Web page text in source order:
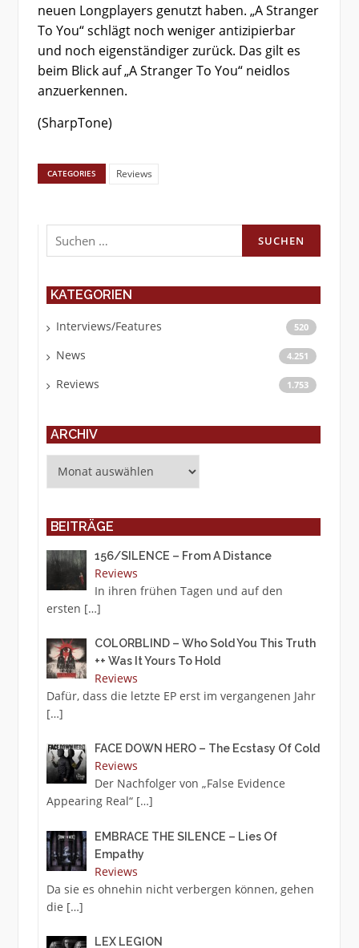
neuen Longplayers genutzt haben. „A Stranger
To You“ schlägt noch weniger antizipierbar
und noch eigenständiger zurück. Das gilt es
beim Blick auf „A Stranger To You“ neidlos
anzuerkennen.
(SharpTone)
CATEGORIES Reviews
Suchen
nach:
KATEGORIEN
Interviews/Features 520
News 4.251
Reviews 1.753
ARCHIV
BEITRÄGE
156/SILENCE – From A Distance
Reviews
In ihren frühen Tagen und auf den
ersten […]
COLORBLIND – Who Sold You This Truth
++ Was It Yours To Hold
Reviews
Dafür, dass die letzte EP erst im vergangenen Jahr
[…]
FACE DOWN HERO – The Ecstasy Of Cold
Reviews
Der Nachfolger von „False Evidence
Appearing Real“ […]
EMBRACE THE SILENCE – Lies Of
Empathy
Reviews
Da sie es ohnehin nicht verbergen können, gehen
die […]
LEX LEGION